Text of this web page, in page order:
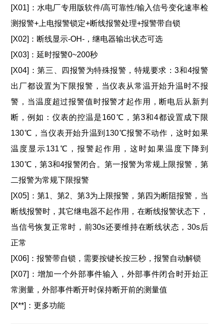
[X01]：水电厂专用版软件/高可靠性/输入信号变化速率检
测报警+上电报警锁定+断线报警处理+报警带自锁
[X02]：断线显示-OH-，继电器输出状态可选
[X03]：延时报警0~200秒
[X04]：第三、四报警为特殊报警，特规要求：3和4报警
出厂都设置为下限报警，当仪表从常温开始升温时不报
警，当温度超过报警值时报警才起作用，断电后从新判
断，例如：仪表的控温是160℃，第3和4都设置成下限
130℃，当仪表开始升温到130℃报警不动作，这时如果
温度显示131℃，报警起作用，这时如果温度下降到
130℃，第3和4报警闭合。第一报警为常规上限报警，第
二报警为常规下限报警
[X05]：第1、第2、第3为上限报警，第四为断阻报警，当
断线报警时，其它继电器不起作用，在断线报警状态下，
当信号恢复正常时，前30s还要维持在断线状态，30s后
正常
[X06]：报警带自锁，需要按键长按三秒，报警自动解锁
[X07]：增加一个外部事件输入，外部事件闭合时开始正
常测量，外部事件断开时保持断开前的测量值
[X**]：更多功能